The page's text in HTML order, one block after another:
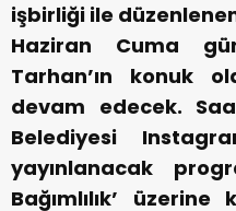
işbirliği ile
Haziran Cuma
Tarhan’ın konuk
devam edecek.
Belediyesi
yayınlanacak
Bağımlılık’